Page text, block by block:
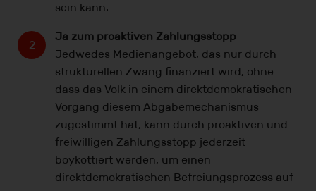
sein kann.
Ja zum proaktiven Zahlungsstopp -
Jedwedes Medienangebot, das nur durch
strukturellen Zwang finanziert wird, ohne
dass das Volk in einem direktdemokratischen
Vorgang diesem Abgabemechanismus
zugestimmt hat, kann durch proaktiven und
freiwilligen Zahlungsstopp jederzeit
boykottiert werden, um einen
direktdemokratischen Befreiungsprozess auf